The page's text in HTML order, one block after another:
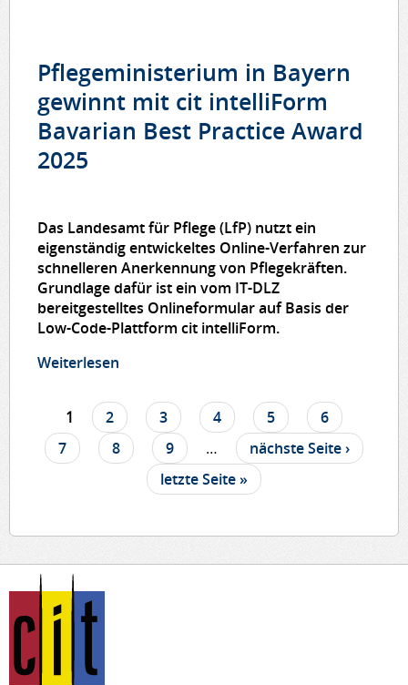
Pflegeministerium in Bayern
gewinnt mit cit intelliForm
Bavarian Best Practice Award
2025
Das Landesamt für Pflege (LfP) nutzt ein
eigenständig entwickeltes Online-Verfahren zur
schnelleren Anerkennung von Pflegekräften.
Grundlage dafür ist ein vom IT-DLZ
bereitgestelltes Onlineformular auf Basis der
Low-Code-Plattform cit intelliForm.
Weiterlesen
Practice Award 2025
Seiten
1 2 3 4 5
6
7
8 9 …
nächste Seite ›
letzte Seite »